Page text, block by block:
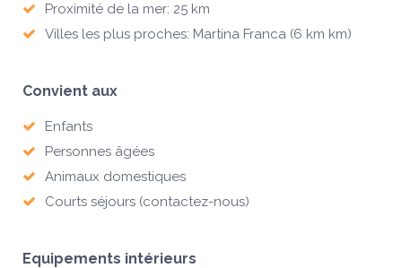
Proximité de la mer: 25 km
Villes les plus proches: Martina Franca (6 km km)
Convient aux
Enfants
Personnes âgées
Animaux domestiques
Courts séjours (contactez-nous)
Equipements intérieurs